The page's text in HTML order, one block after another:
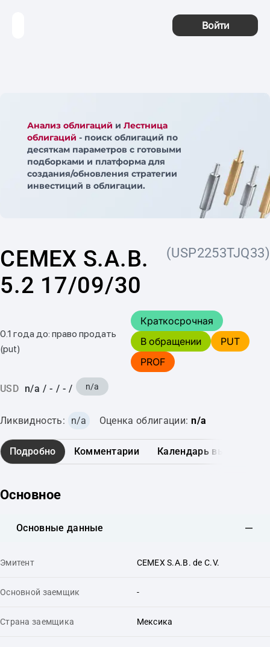
Войти
Анализ облигаций и Лестница
облигаций - поиск облигаций по
десяткам параметров с готовыми
подборками и платформа для
создания/обновления стратегии
инвестиций в облигации.
CEMEX S.A.B.
5.2 17/09/30
(USP2253TJQ33)
0.1 года до: право продать
(put)
Краткосрочная
В обращении
PUT
PROF
USD n/a / - / - / n/a
Ликвидность: n/a Оценка облигации: n/a
Подробно Комментарии Календарь выплат
Основное
Основные данные
Эмитент CEMEX S.A.B. de C.V.
Основной заемщик -
Страна заемщика Мексика